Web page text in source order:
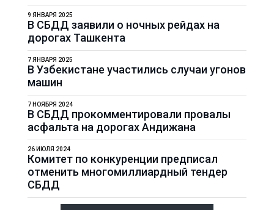
В СБДД заявили о ночных рейдах на
дорогах Ташкента
9 ЯНВАРЯ 2025
В Узбекистане участились случаи угонов
машин
7 ЯНВАРЯ 2025
В СБДД прокомментировали провалы
асфальта на дорогах Андижана
7 НОЯБРЯ 2024
Комитет по конкуренции предписал
отменить многомиллиардный тендер
СБДД
26 ИЮЛЯ 2024